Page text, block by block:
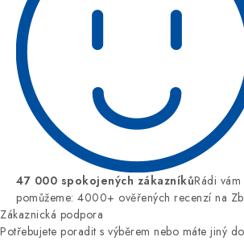
47 000 spokojených zákazníkůRádi
pomůžeme: 4000+ ověřených recenzí na
Zákaznická podpora
Potřebujete poradit s výběrem nebo máte jiný